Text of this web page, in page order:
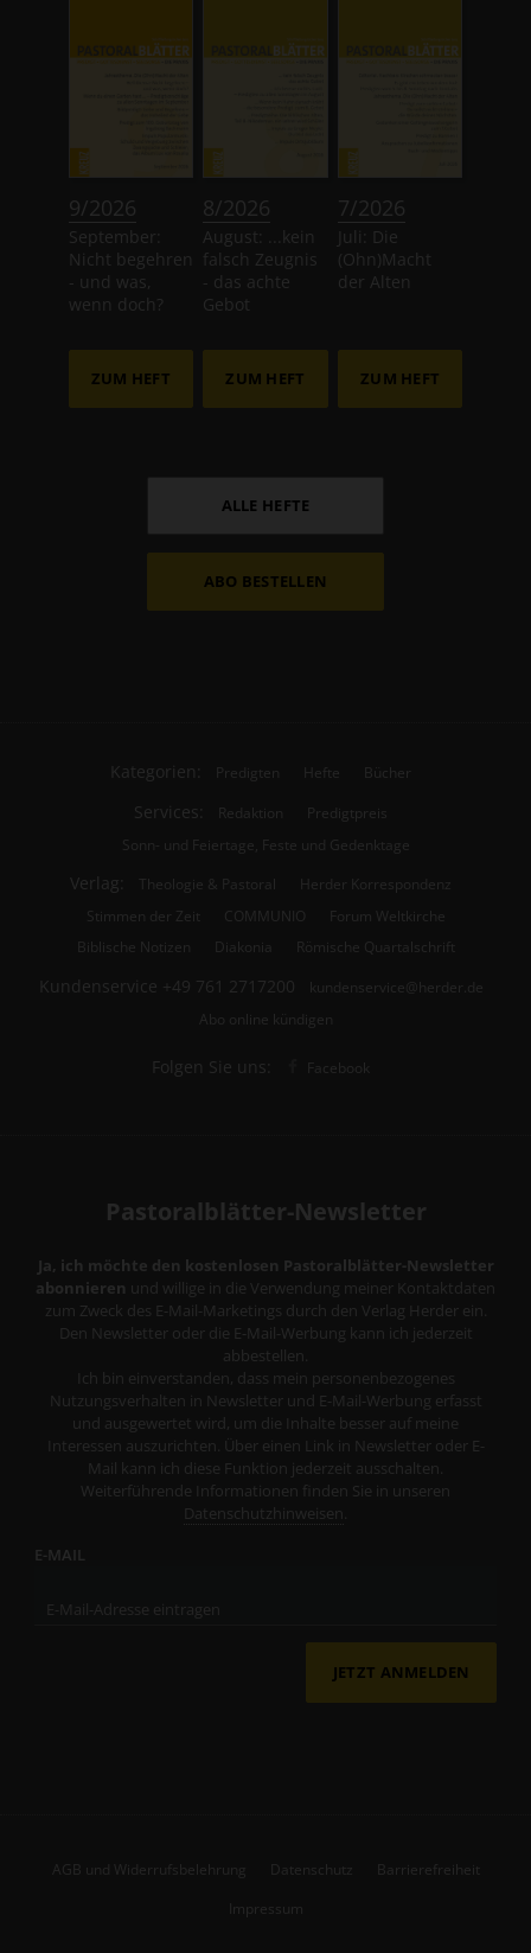
9/2026
September:
Nicht begehren
- und was,
wenn doch?
ZUM HEFT
8/2026
August: ...kein
falsch Zeugnis
- das achte
Gebot
ZUM HEFT
7/2026
Juli: Die
(Ohn)Macht
der Alten
ZUM HEFT
ALLE HEFTE
ABO BESTELLEN
Kategorien: Predigten Hefte Bücher
Services: Redaktion
Predigtpreis
Sonn- und Feiertage, Feste und Gedenktage
Verlag: Theologie & Pastoral
Herder Korrespondenz
Stimmen der Zeit
COMMUNIO
Forum Weltkirche
Biblische Notizen
Diakonia Römische Quartalschrift
Kundenservice +49 761 2717200
kundenservice@herder.de
Abo online kündigen
Folgen Sie uns: Facebook
Pastoralblätter-Newsletter
Ja, ich möchte den kostenlosen Pastoralblätter-Newsletter
abonnieren und willige in die Verwendung meiner Kontaktdaten
zum Zweck des E-Mail-Marketings durch den Verlag Herder ein.
Den Newsletter oder die E-Mail-Werbung kann ich jederzeit
abbestellen.
Ich bin einverstanden, dass mein personenbezogenes
Nutzungsverhalten in Newsletter und E-Mail-Werbung erfasst
und ausgewertet wird, um die Inhalte besser auf meine
Interessen auszurichten. Über einen Link in Newsletter oder E-
Mail kann ich diese Funktion jederzeit ausschalten.
Weiterführende Informationen finden Sie in unseren
Datenschutzhinweisen
E-MAIL
JETZT ANMELDEN
AGB und Widerrufsbelehrung Datenschutz Barrierefreiheit
Impressum